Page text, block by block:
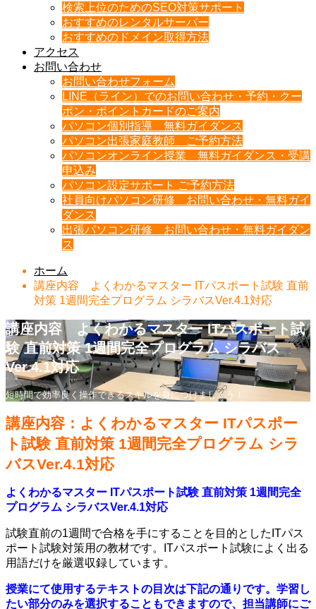
検索上位のためのSEO対策サポート
おすすめのレンタルサーバー
おすすめのドメイン取得方法
アクセス
お問い合わせ
お問い合わせフォーム
LINE（ライン）でのお問い合わせ・予約・クー
ポン・ポイントカードのご案内
パソコン個別指導 無料ガイダンス
パソコン出張家庭教師 ご予約方法
パソコンオンライン授業 無料ガイダンス・受講
申込み
パソコン設定サポート ご予約方法
社員向けパソコン研修 お問い合わせ・無料ガイ
ダンス
出張パソコン研修 お問い合わせ・無料ガイダン
ス
ホーム
講座内容 よくわかるマスター ITパスポート試験 直前
対策 1週間完全プログラム シラバスVer.4.1対応
講座内容 よくわかるマスター ITパスポート試
験 直前対策 1週間完全プログラム シラバス
Ver.4.1対応
短時間で効率良く操作できるスキルを身につけましょう！
講座内容：よくわかるマスター ITパスポー
ト試験 直前対策 1週間完全プログラム シラ
バスVer.4.1対応
よくわかるマスター ITパスポート試験 直前対策 1週間完全
プログラム シラバスVer.4.1対応
試験直前の1週間で合格を手にすることを目的としたITパス
ポート試験対策用の教材です。ITパスポート試験によく出る
用語だけを厳選収録しています。
授業にて使用するテキストの目次は下記の通りです。学習し
たい部分のみを選択することもできますので、担当講師にご